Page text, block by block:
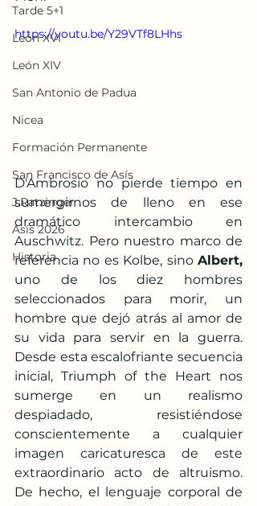
Tarde 5+1
León XVI
León XIV
San Antonio de Padua
Nicea
Formación Permanente
San Francisco de Asís
J.Ratzinger
Asís 2026
Historia
https://youtu.be/Y29VTf8LHhs
D'Ambrosio no pierde tiempo en
sumergirnos de lleno en ese
dramático intercambio en
Auschwitz. Pero nuestro marco de
referencia no es Kolbe, sino Albert,
uno de los diez hombres
seleccionados para morir, un
hombre que dejó atrás al amor de
su vida para servir en la guerra.
Desde esta escalofriante secuencia
inicial, Triumph of the Heart nos
sumerge en un realismo
despiadado, resistiéndose
conscientemente a cualquier
imagen caricaturesca de este
extraordinario acto de altruismo.
De hecho, el lenguaje corporal de